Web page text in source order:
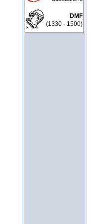
DMF
(1330 - 1500)